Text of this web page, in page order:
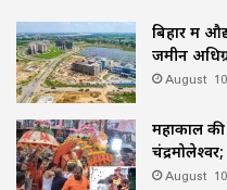
बिहार में
जमीन
August
महाकाल
August